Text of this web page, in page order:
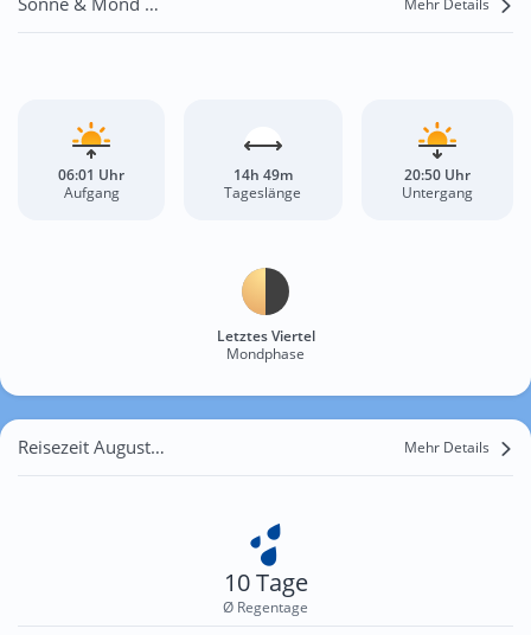
Mehr Details
06:01 Uhr
Aufgang
14h 49m
Tageslänge
20:50 Uhr
Untergang
Letztes Viertel
Mondphase
Reisezeit August für Ulm Mehr Details
10 Tage
Ø Regentage